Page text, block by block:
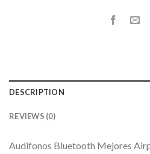
DESCRIPTION
REVIEWS (0)
Audifonos Bluetooth Mejores